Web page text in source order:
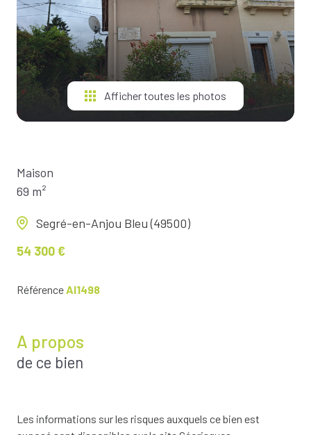
ESTIMEZ
VOTRE
BIEN
NOTRE
ÉQUIPE
Afficher toutes les photos
Maison
69 m²
Segré-en-Anjou Bleu (49500)
54 300 €
RéférenceAI1498
A propos
de ce bien
Les informations sur les risques auxquels ce bien est